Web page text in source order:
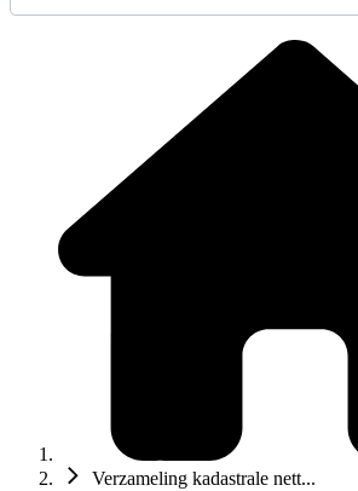
Verzameling kadastrale nett...